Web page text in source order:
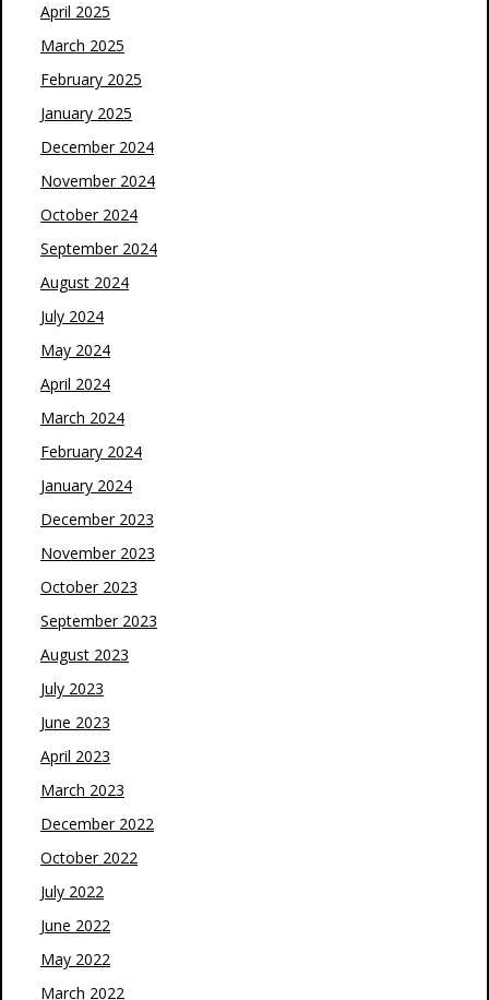
April 2025
March 2025
February 2025
January 2025
December 2024
November 2024
October 2024
September 2024
August 2024
July 2024
May 2024
April 2024
March 2024
February 2024
January 2024
December 2023
November 2023
October 2023
September 2023
August 2023
July 2023
June 2023
April 2023
March 2023
December 2022
October 2022
July 2022
June 2022
May 2022
March 2022